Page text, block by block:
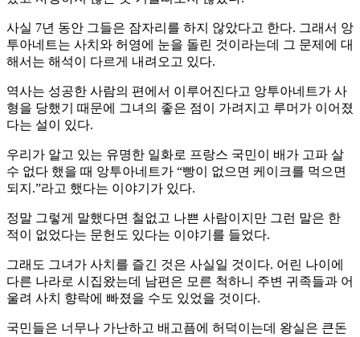
사실 7년 동안 그들은 잠자리를 하지 않았다고 한다. 그래서 앙
투아네트는 사치와 허영에 눈을 돌린 것이라는데 그 문제에 대
해서는 해석이 다르게 내려오고 있다.
역사는 성공한 사람의 편에서 이루어진다고 앙투아네트가 사
형을 당했기 때문에 그녀의 좋은 점이 가려지고 루머가 이어졌
다는 설이 있다.
우리가 알고 있는 유명한 일화로 프랑스 국민이 배가 고파 살
수 없다 했을 때 앙투아네트가 “빵이 없으면 케이크를 먹으면
되지.”라고 했다는 이야기가 있다.
정말 그렇게 말했다면 철없고 나쁜 사람이지만 그런 말은 한
적이 없었다는 문헌도 있다는 이야기를 들었다.
그래도 그녀가 사치를 즐긴 것은 사실일 것이다. 어린 나이에
다른 나라로 시집왔는데 남편은 모른 척하니 주변 귀족들과 어
울려 사치 향락에 빠졌을 수도 있었을 것이다.
국민들은 너무나 가난하고 배고픔에 허덕이는데 왕실은 큰돈